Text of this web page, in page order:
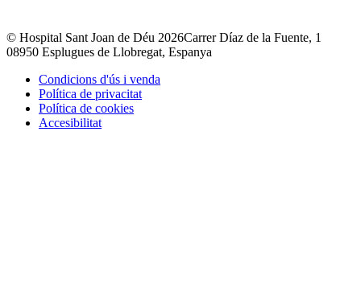
© Hospital Sant Joan de Déu 2026Carrer Díaz de la Fuente, 1
08950 Esplugues de Llobregat, Espanya
Condicions d'ús i venda
Política de privacitat
Política de cookies
Accesibilitat